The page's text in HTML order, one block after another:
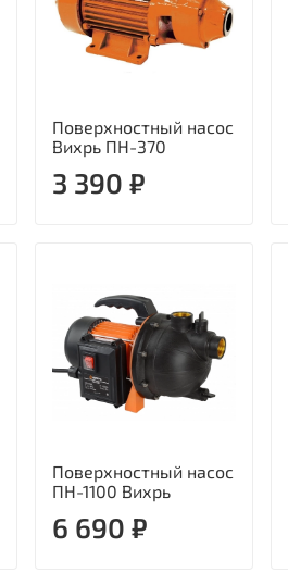
Поверхностный насос
Вихрь ПН-370
3 390 ₽
Поверхностный насос
ПН-1100 Вихрь
6 690 ₽